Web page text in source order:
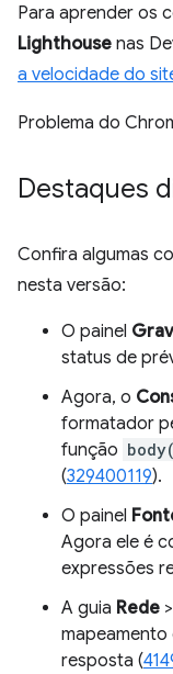
Para aprender os
Lighthouse nas
a velocidade do
Problema do
Destaques
Confira algumas
nesta versão:
O painel
status de
Agora, o
formatador
função
(329400119).
O painel
Agora ele é
expressões
A guia Rede >
resposta (